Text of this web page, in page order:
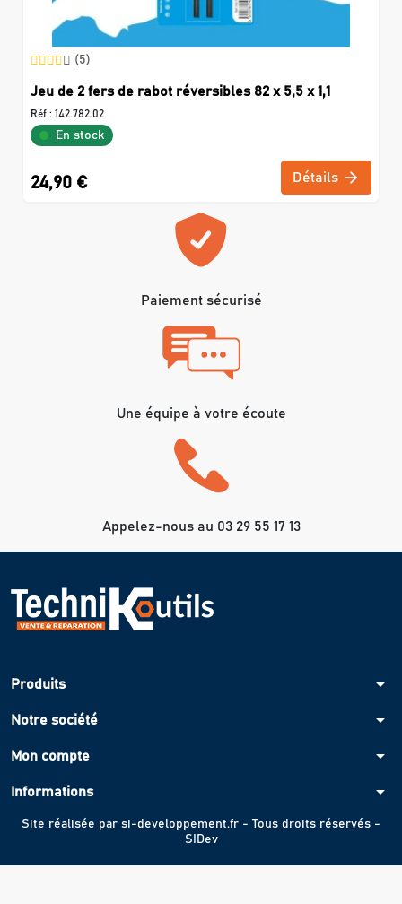
(5)
Jeu de 2 fers de rabot réversibles 82 x 5,5 x 1,1
Réf : 142.782.02
En stock
24,90 € Détails
Paiement sécurisé
Une équipe à votre écoute
Appelez-nous au 03 29 55 17 13
Produits arrow_drop_down
Notre société arrow_drop_down
Mon compte arrow_drop_down
Informations arrow_drop_down
Site réalisée par si-developpement.fr - Tous droits réservés -
SIDev